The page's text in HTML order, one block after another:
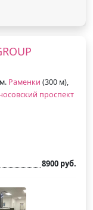
Раменки (300 м),
проспект
8900 руб.